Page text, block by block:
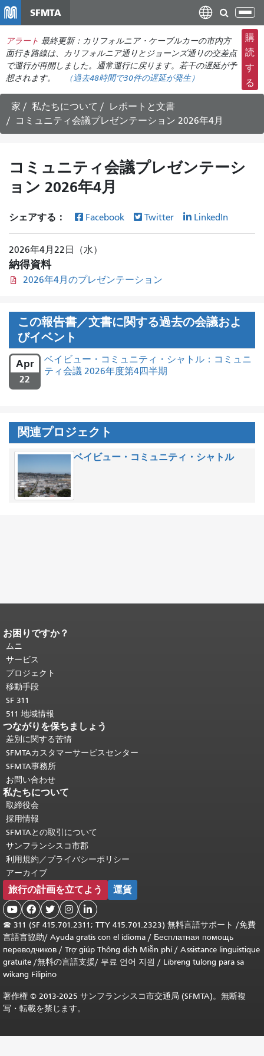
ン
コ
ン
テ
ン
ツ
に
移
SFMTA
ナ
ビ
ゲ
ー
シ
ョ
切
替
アラート 最終更新：カリフォルニア・ケーブルカーの市内方
面行き路線は、カリフォルニア通りとジョーンズ通りの交差点
で運行が再開しました。通常運行に戻ります。若干の遅延が予
想されます。
（過去48時間で30件の遅延が発生）
購
読
す
る
家 私たちについて
レポートと文書
コミュニティ会議プレゼンテーション 2026年4月
コミュニティ会議プレゼンテーシ
ョン 2026年4月
シェアする： Facebook Twitter LinkedIn
2026年4月22日（水）
納得資料
2026年4月のプレゼンテーション
この報告書／文書に関する過去の会議およ
びイベント
Apr
22
ベイビュー・コミュニティ・シャトル：コミュニ
ティ会議 2026年度第4四半期
関連プロジェクト
ベイビュー・コミュニティ・シャトル
ページコンテンツの終わり。
ジの残りの部分はすべてのページで繰
り返されます。
頭に戻る。
お困りですか？
ムニ
サービス
プロジェクト
移動手段
SF 311
511 地域情報
つながりを保ちましょう
差別に関する苦情
SFMTAカスタマーサービスセンター
SFMTA事務所
お問い合わせ
私たちについて
取締役会
採用情報
SFMTAとの取引について
サンフランシスコ市郡
利用規約／プライバシーポリシー
アーカイブ
旅行の計画を立てよう 運賃
    
☎ 311 (SF 415.701.2311; TTY 415.701.2323) 無料言語サポート /免費
言語言協助/ Ayuda gratis con el idioma / Бесплатная помощь
переводчиков / Trợ giúp Thông dịch Miễn phí/ Assistance linguistique
gratuite /無料の言語支援/ 무료 언어 지원 / Libreng tulong para sa
wikang Filipino
著作権 © 2013-2025 サンフランシスコ市交通局 (SFMTA)。無断複
写・転載を禁じます。